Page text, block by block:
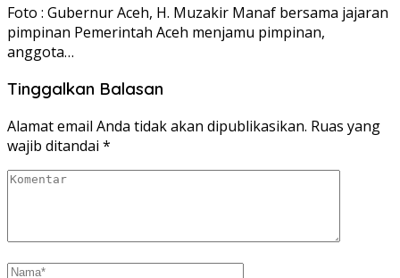
Foto : Gubernur Aceh, H. Muzakir Manaf bersama jajaran
pimpinan Pemerintah Aceh menjamu pimpinan,
anggota…
Tinggalkan Balasan
Alamat email Anda tidak akan dipublikasikan. Ruas yang
wajib ditandai *